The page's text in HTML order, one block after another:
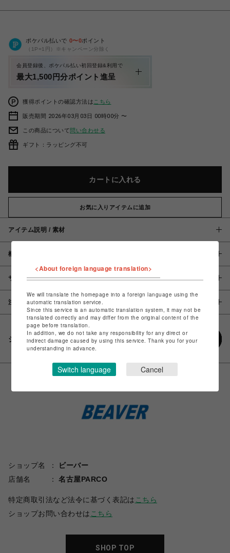
ポケパル払いで 0〜0ポイント
（1P=1円）※キャンペーン分除く
会員登録後、ポケパル払い初回登録&利用で
最大1,500円分ポイント進呈
獲得ポイントの確認方法は こちら
販売期間 2026年03月03日 00時00分 〜
この商品について問い合わせる
ギフト：ラッピング不可
カートに入れる
お気に入りアイテムに追加
アイテム説明 / 素材
概要
サイズ
注意事項
シェアする
ショップ名
ビーバー
店舗名
名古屋PARCO
特定商取引法など法令に基づく表記は こちら
ショップお問い合わせは こちら
SHOP TOP
<About foreign language translation>
We will translate the homepage into a foreign language using the
automatic translation service.
Since this service is an automatic translation system, it may not be
translated correctly and may differ from the original content of the
page before translation.
In addition, we do not take any responsibility for any direct or
indirect damage caused by using this service. Thank you for your
understanding in advance.
Switch language Cancel